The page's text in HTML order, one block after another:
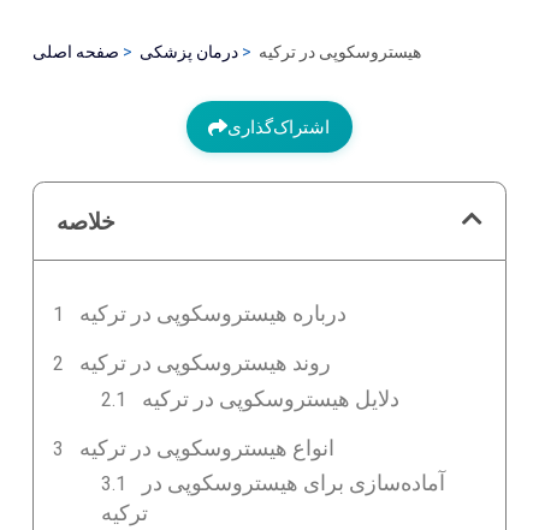
صفحه اصلی درمان پزشکی هیستروسکوپی در ترکیه
اشتراک‌گذاری
خلاصه
درباره هیستروسکوپی در ترکیه
روند هیستروسکوپی در ترکیه
دلایل هیستروسکوپی در ترکیه
انواع هیستروسکوپی در ترکیه
آماده‌سازی برای هیستروسکوپی در
ترکیه